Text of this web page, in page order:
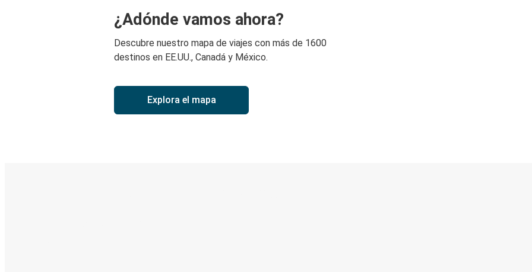
¿Adónde vamos ahora?
Descubre nuestro mapa de viajes con más de 1600
destinos en EE.UU., Canadá y México.
Explora el mapa